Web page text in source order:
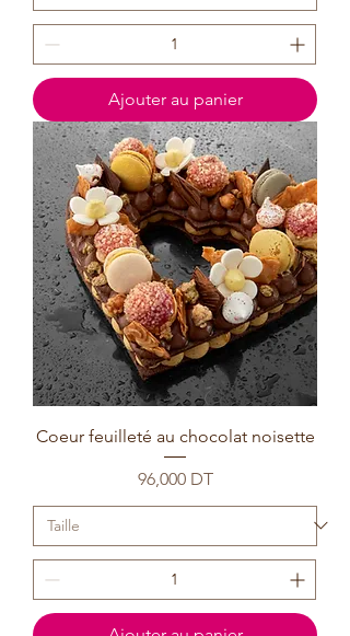
Ajouter au panier
Coeur feuilleté au chocolat noisette
Prix
96,000 DT